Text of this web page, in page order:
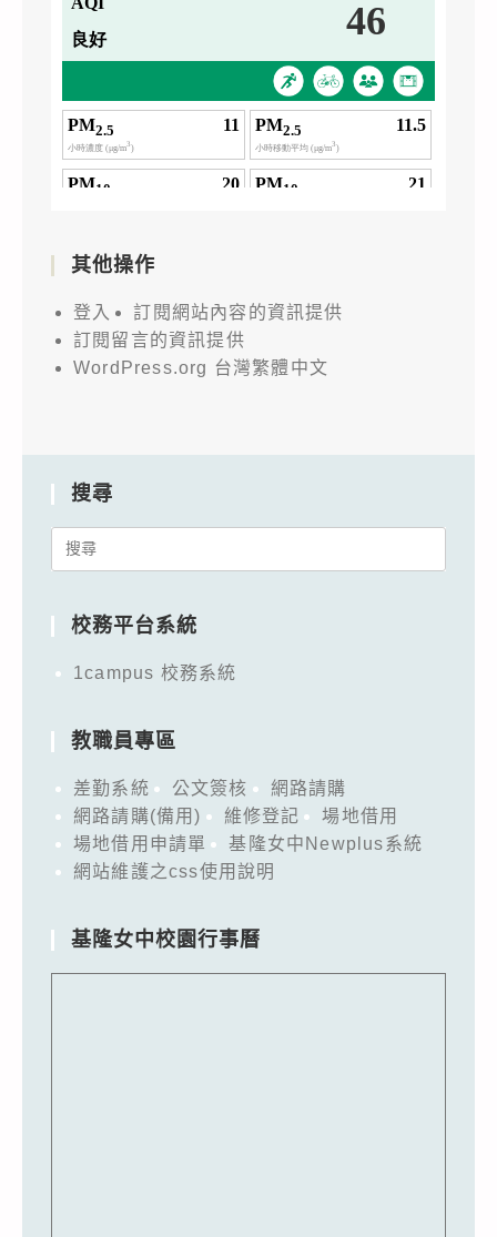
其他操作
登入
訂閱網站內容的資訊提供
訂閱留言的資訊提供
WordPress.org 台灣繁體中文
搜尋
Search
校務平台系統
1campus 校務系統
教職員專區
差勤系統 公文簽核
網路請購
網路請購(備用)
維修登記
場地借用
場地借用申請單
基隆女中Newplus系統
網站維護之css使用說明
基隆女中校園行事曆